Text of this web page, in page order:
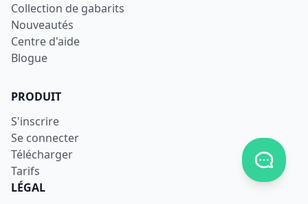
Collection de gabarits
Nouveautés
Centre d'aide
Blogue
PRODUIT
S'inscrire
Se connecter
Télécharger
Tarifs
LÉGAL